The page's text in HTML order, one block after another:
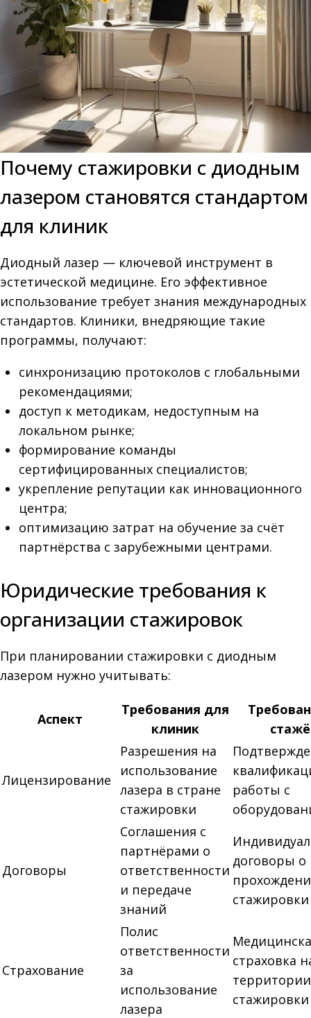
Почему стажировки с диодным
лазером становятся стандартом
для клиник
Диодный лазер — ключевой инструмент в
эстетической медицине. Его эффективное
использование требует знания международных
стандартов. Клиники, внедряющие такие
программы, получают:
синхронизацию протоколов с глобальными
рекомендациями;
доступ к методикам, недоступным на
локальном рынке;
формирование команды
сертифицированных специалистов;
укрепление репутации как инновационного
центра;
оптимизацию затрат на обучение за счёт
партнёрства с зарубежными центрами.
Юридические требования к
организации стажировок
При планировании стажировки с диодным
лазером нужно учитывать:
Аспект
Требования для
клиник
Лицензирование
Разрешения на
использование
лазера в стране
стажировки
работы с
Договоры
Соглашения с
партнёрами о
ответственности
и передаче
знаний
договоры о
стажировки
Страхование
Полис
ответственности
за
использование
лазера
страховка
территории
стажировки